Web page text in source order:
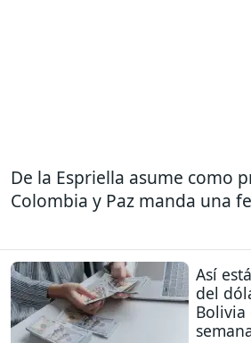
De la Espriella asume como
Colombia y Paz manda una
Así
del
Bolivia